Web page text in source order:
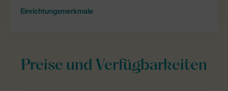
Einrichtungsmerkmale
Preise und Verfügbarkeiten